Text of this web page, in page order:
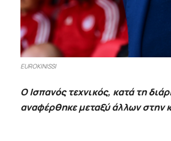
EUROKINISSI
Ο Ισπανός τεχνικός, κατά τη
αναφέρθηκε μεταξύ άλλων στην